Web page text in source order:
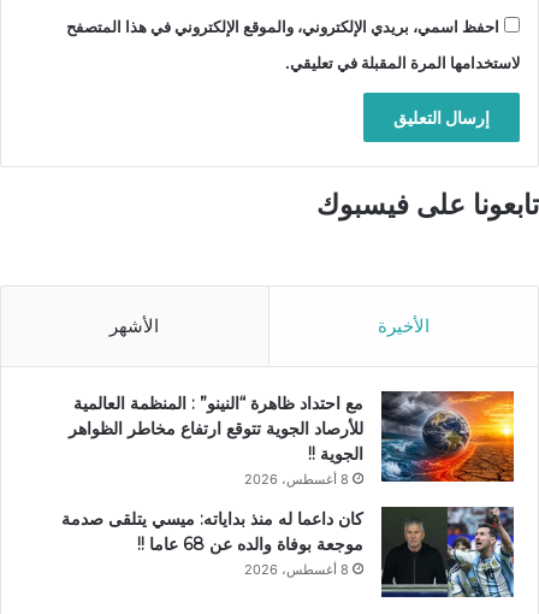
احفظ اسمي، بريدي الإلكتروني، والموقع الإلكتروني في هذا المتصفح
لاستخدامها المرة المقبلة في تعليقي.
تابعونا على فيسبوك
الأخيرة الأشهر
مع احتداد ظاهرة “النينو” : المنظمة العالمية
للأرصاد الجوية تتوقع ارتفاع مخاطر الظواهر
الجوية !!
8 أغسطس، 2026
كان داعما له منذ بداياته: ميسي يتلقى صدمة
موجعة بوفاة والده عن 68 عاما !!
8 أغسطس، 2026